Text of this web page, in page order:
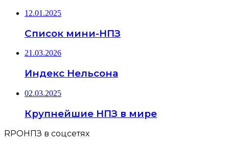
12.01.2025
Список мини-НПЗ
21.03.2026
Индекс Нельсона
02.03.2025
Крупнейшие НПЗ в мире
RPOНПЗ в соцсетях